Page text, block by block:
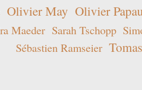
Olivier May Olivier
Maeder Sarah Tschopp
Sébastien Ramseier